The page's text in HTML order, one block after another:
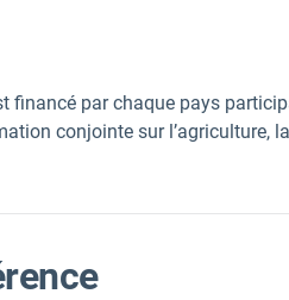
financé par chaque pays
conjointe sur l’agriculture,